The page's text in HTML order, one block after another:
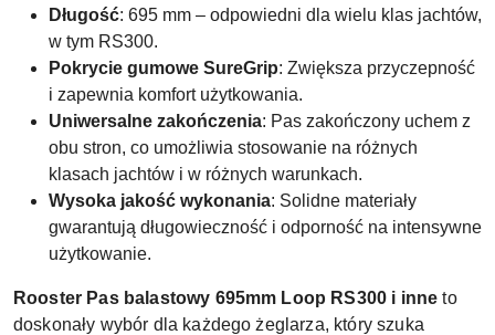
Długość: 695 mm – odpowiedni dla wielu klas jachtów,
w tym RS300.
Pokrycie gumowe SureGrip: Zwiększa przyczepność
i zapewnia komfort użytkowania.
Uniwersalne zakończenia: Pas zakończony uchem z
obu stron, co umożliwia stosowanie na różnych
klasach jachtów i w różnych warunkach.
Wysoka jakość wykonania: Solidne materiały
gwarantują długowieczność i odporność na intensywne
użytkowanie.
Rooster Pas balastowy 695mm Loop RS300 i inne to
doskonały wybór dla każdego żeglarza, który szuka